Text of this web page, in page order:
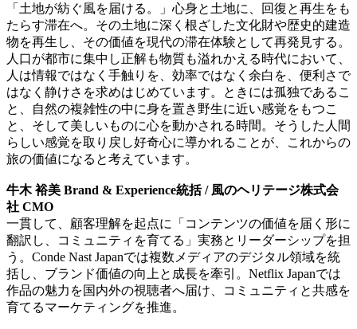
「土地が紡ぐ風を届ける。」心身と土地に、回復と再生をも
たらす滞在へ。その土地に深く根ざした文化財や歴史的建造
物を再生し、その価値を現代の滞在体験として再発見する。
人口が都市に集中し正解も物質も溢れかえる時代において、
人は情報ではなく手触りを、効率ではなく余白を、便利さで
はなく静けさを求めはじめています。ときには孤独であるこ
と、自然の複雑性の中に身を置き野生に近い感覚をもつこ
と、そして美しいものに心を動かされる時間。そうした人間
らしい感覚を取り戻し好奇心に導かれることが、これからの
旅の価値になると考えています。
牛木 裕美 Brand & Experience統括 / 風のヘリテージ株式会
社 CMO
一貫して、顧客理解を起点に「コンテンツの価値を届く形に
翻訳し、コミュニティを育てる」実務とリーダーシップを担
う。Conde Nast Japanでは複数メディアのデジタル領域を統
括し、ブランド価値の向上と成長を牽引。Netflix Japanでは
作品の魅力を国内外の視聴者へ届け、コミュニティと共感を
育てるマーケティングを推進。